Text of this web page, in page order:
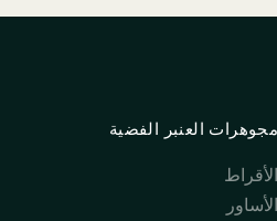
مجوهرات العنبر الفضية
الأقراط
الأساور